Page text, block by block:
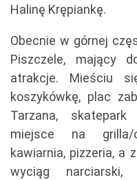
Halinę Krępiankę.
Obecnie w górnej
Piszczele, mający
atrakcje. Mieściu
koszykówkę, plac
Tarzana,
miejsce na grilla/
kawiarnia, pizzeria, a
wyciąg